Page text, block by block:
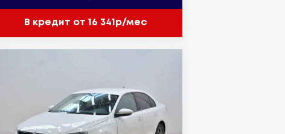
В кредит от 16 341р/мес